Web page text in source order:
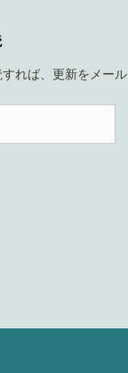
れば、更新をメール